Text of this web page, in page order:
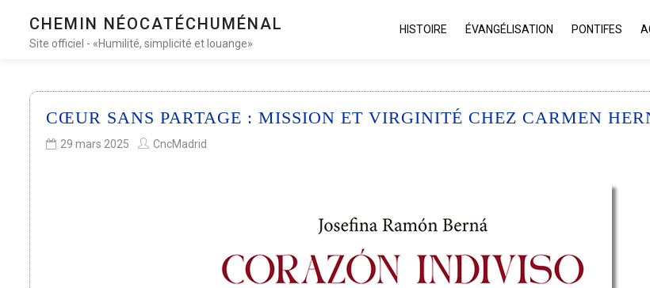
CHEMIN NÉOCATÉCHUMÉNAL
Site officiel - «Humilité, simplicité et louange»
HISTOIRE ÉVANGÉLISATION PONTIFES
CŒUR SANS PARTAGE : MISSION ET VIRGINITÉ CHEZ CARMEN
29 mars 2025 CncMadrid